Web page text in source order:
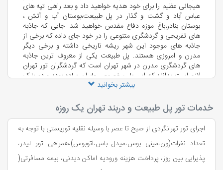
هیجانی عظیم را برای خود هدیه خواهید داد و بعد راهی تپه های
عباس آباد و گشت و گذار در پل طبیعت،بوستان آب و آتش ،
بوستان بنادر،باغ موزه دفاع مقدس خواهید شد. جایی که جاذبه
های تفریحی و گردشگری متنوعی را در خود جای داده که برخی از
جاذبه های موجود این شهر ریشه تاریخی داشته و برخی دیگر
مدرن و امروزی هستند. پل طبیعت یکی از معروف ترین جاذبه
های گردشگری مدرن در شهر تهران است که گردشگران تور تهران
لازم است بدانند که این پل مخصوص عابران پیاده بوده و دو پارک
آب و آتش و طالقانی را به یکدیگر متصل می‌کند. نورپردازی های
در شهر تهران شده که سوژه منحصر بفردی برای عکاسی محسوب
می شوند، همچنین افراد در تور پل طبیعت و دربند تهران می‌توانند
از روی این پل در کنار همرتان و دوستانشان عکس‌های بسیار
زیبایی از مناظر اطراف پل ثبت کنند. چرا که وجود پارک طالقانی و
آب و آتش در ابتدا و انتهای این پل باعث زیبایی هرچه بیشتر
عکس های شما خواهد شد. پل چوبی موجود در پارک طالقانی
مکان بسیار مناسبی برای عکاسی از پل طبیعت محسوب می‌شود که
بیشتر بخوانید
خدمات تور پل طبیعت و دربند تهران یک روزه
اجرای تور تهرانگردی از صبح تا عصر با وسیله نقلیه توریستی با توجه به
تعداد نفرات(ون،مینی بوس،میدل باس،اتوبوس)،همراهی تور لیدر،
پذیرایی بین روز، پرداخت هزینه ورودیه اماکن دیدنی، بیمه مسافرتی(